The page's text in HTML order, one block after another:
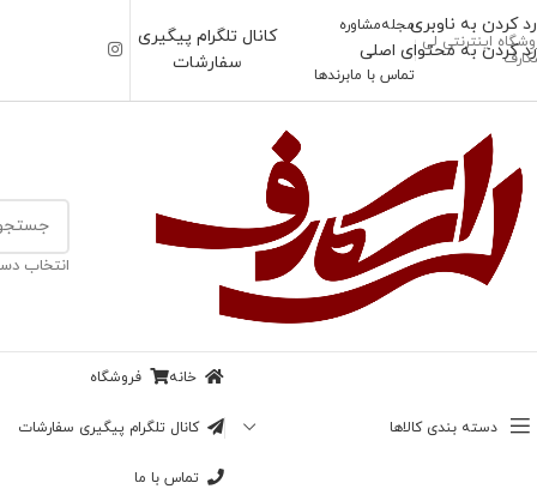
رد کردن به ناوبری
رد کردن به محتوای اصلی
اینترنتی لی
مجلهمشاوره
تماس با مابرندها
کانال تلگرام پیگیری
سفارشات
انتخاب
دسته بندی کالاها
خانه فروشگاه
کانال تلگرام پیگیری سفارشات
تماس با ما